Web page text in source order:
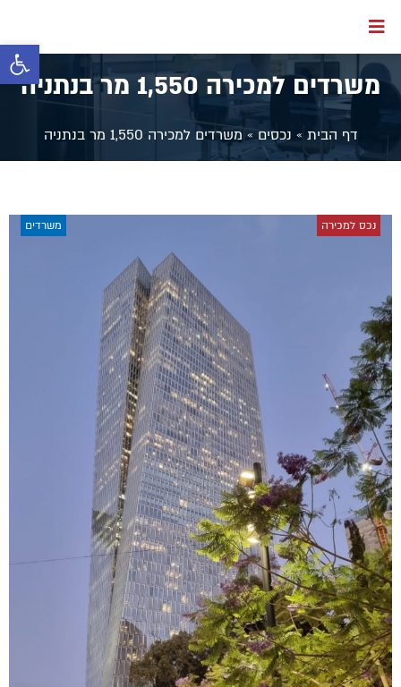
פתח
משרדים למכירה 1,550 מר בנתניה
דף הבית » נכסים»משרדים למכירה 1,550 מר בנתניה
משרדים נכס למכירה